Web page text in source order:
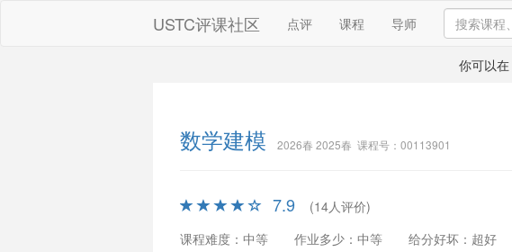
USTC评课社区 点评 课程 导师
你可以在
数学建模 2026春 2025春 课程号：00113901
7.9
(14人评价)
课程难度：中等
作业多少：中等 给分好坏：超好